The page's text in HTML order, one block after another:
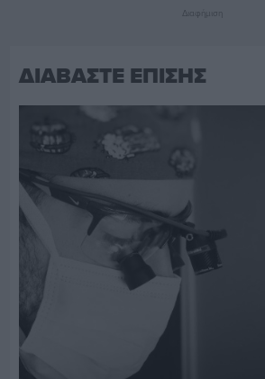
Διαφήμιση
ΔΙΑΒΑΣΤΕ ΕΠΙΣΗΣ